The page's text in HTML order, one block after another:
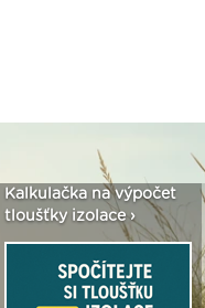
Kalkulačka na výpočet
tloušťky izolace ›